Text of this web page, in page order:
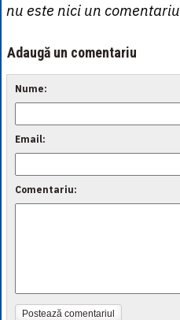
nu este nici un comentariu
Adaugă un comentariu
Nume:
Email:
Comentariu:
Postează comentariul